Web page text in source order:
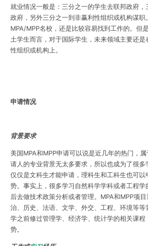
就业情况一般是：三分之一的学生去联邦政府
政府，另外三分之一到非赢利性组织或机构谋职
MPA/MPP名校，还是比较容易找到工作的。但
土学生而言，对于国际学生，未来领域主要还是
性组织或机构上。
申请情况
背景要求
美国MPA和MPP申请可以说是近几年的热门，
请人的专业背景无太多要求，所以也成为了很多
仅仅是文科生才能申请，理科生和工科生也可
势。事实上，很多学习自然科学学科或者工程学
后去做技术政策分析或者管理。MPA和MPP项
治、历史、法语、文学、外交、工程、环境等等
学之前修过管理学、经济学、统计学的相关课
势。